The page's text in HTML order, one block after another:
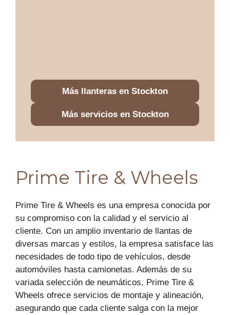
Más llanteras en Stockton
Más servicios en Stockton
Prime Tire & Wheels
Prime Tire & Wheels es una empresa conocida por
su compromiso con la calidad y el servicio al
cliente. Con un amplio inventario de llantas de
diversas marcas y estilos, la empresa satisface las
necesidades de todo tipo de vehículos, desde
automóviles hasta camionetas. Además de su
variada selección de neumáticos, Prime Tire &
Wheels ofrece servicios de montaje y alineación,
asegurando que cada cliente salga con la mejor